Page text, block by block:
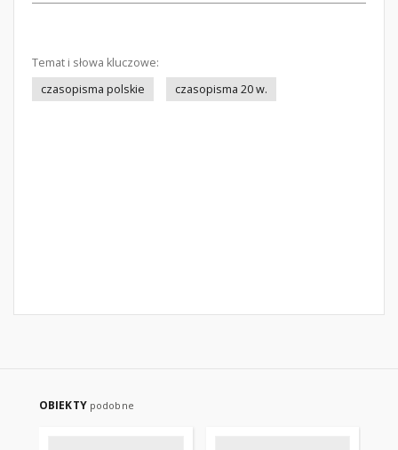
Temat i słowa kluczowe:
czasopisma polskie
czasopisma 20 w.
OBIEKTY podobne